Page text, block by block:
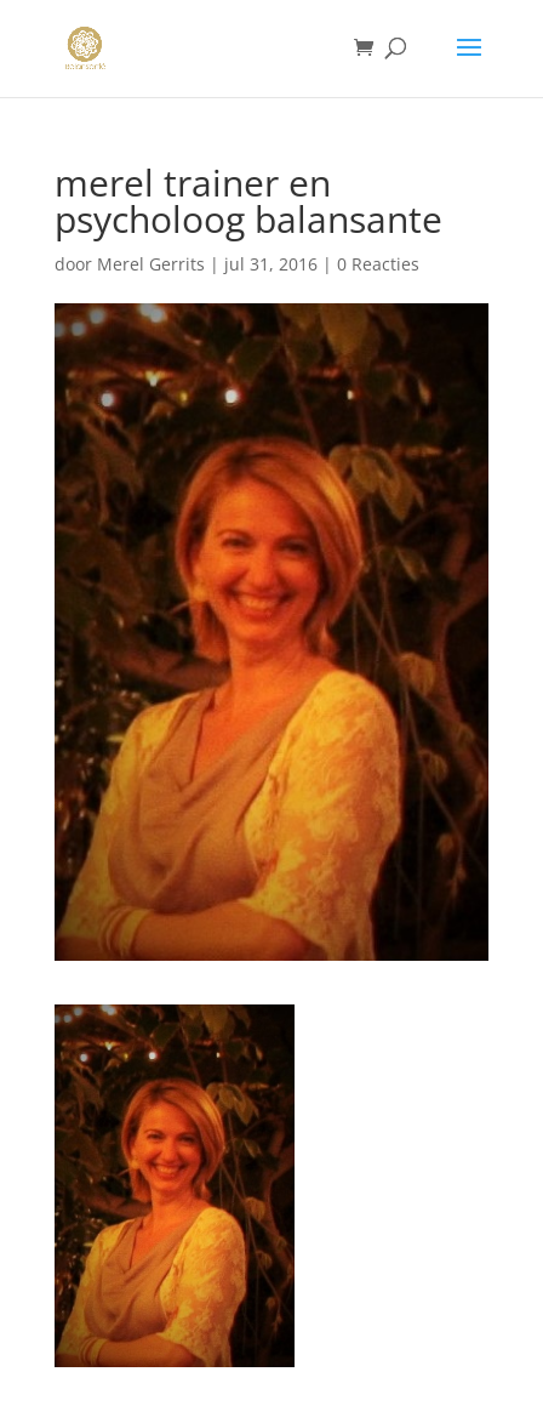
merel trainer en
psycholoog balansante
door Merel Gerrits | jul 31, 2016| 0 Reacties